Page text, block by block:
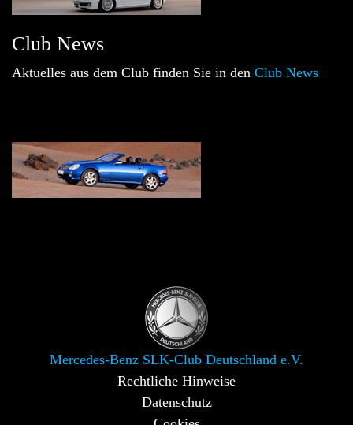
Club News
Aktuelles aus dem Club finden Sie in den Club News
Mercedes-Benz SLK-Club Deutschland e.V.
Rechtliche Hinweise
Datenschutz